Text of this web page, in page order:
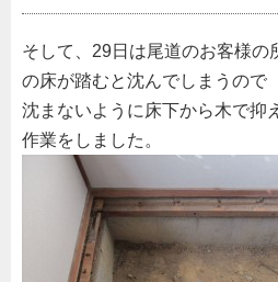
そして、29日は尾道のお客様の
の床が踏むと沈んでしまうので
沈まないように床下から木で抑
作業をしました。